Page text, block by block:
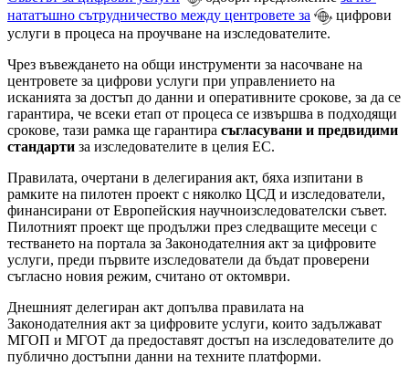
нататъшно сътрудничество между центровете за
цифрови
услуги в процеса на проучване на изследователите.
Чрез въвеждането на общи инструменти за насочване на
центровете за цифрови услуги при управлението на
исканията за достъп до данни и оперативните срокове, за да се
гарантира, че всеки етап от процеса се извършва в подходящи
срокове, тази рамка ще гарантира съгласувани и предвидими
стандарти за изследователите в целия ЕС.
Правилата, очертани в делегирания акт, бяха изпитани в
рамките на пилотен проект с няколко ЦСД и изследователи,
финансирани от Европейския научноизследователски съвет.
Пилотният проект ще продължи през следващите месеци с
тестването на портала за Законодателния акт за цифровите
услуги, преди първите изследователи да бъдат проверени
съгласно новия режим, считано от октомври.
Днешният делегиран акт допълва правилата на
Законодателния акт за цифровите услуги, които задължават
МГОП и МГОТ да предоставят достъп на изследователите до
публично достъпни данни на техните платформи.